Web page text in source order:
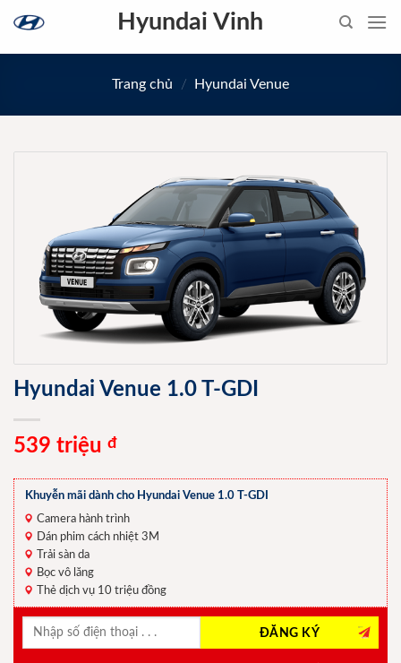
content
Hyundai Vinh
Trang chủ / Hyundai Venue
Hyundai Venue 1.0 T-GDI
539 triệu đ
Khuyễn mãi dành cho Hyundai Venue 1.0 T-GDI
Camera hành trình
Dán phim cách nhiệt 3M
Trải sàn da
Bọc vô lăng
Thẻ dịch vụ 10 triệu đồng